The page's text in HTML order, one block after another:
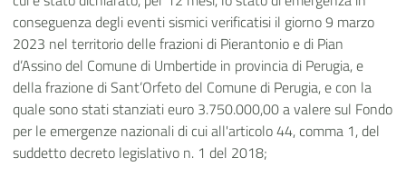
conseguenza degli eventi sismici verificatisi il giorno 9 marzo
2023 nel territorio delle frazioni di Pierantonio e di Pian
d’Assino del Comune di Umbertide in provincia di Perugia, e
della frazione di Sant’Orfeto del Comune di Perugia, e con la
quale sono stati stanziati euro 3.750.000,00 a valere sul Fondo
per le emergenze nazionali di cui all'articolo 44, comma 1, del
suddetto decreto legislativo n. 1 del 2018;